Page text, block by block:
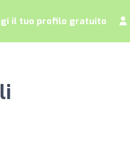
il tuo profilo gratuito